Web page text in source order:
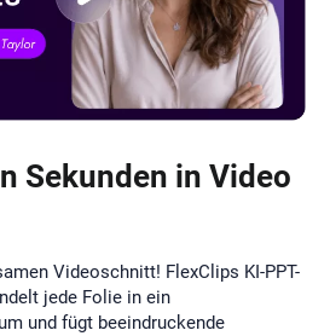
Sekunden in Video
Videoschnitt! FlexClips KI-PPT-
jede Folie in ein
und fügt beeindruckende